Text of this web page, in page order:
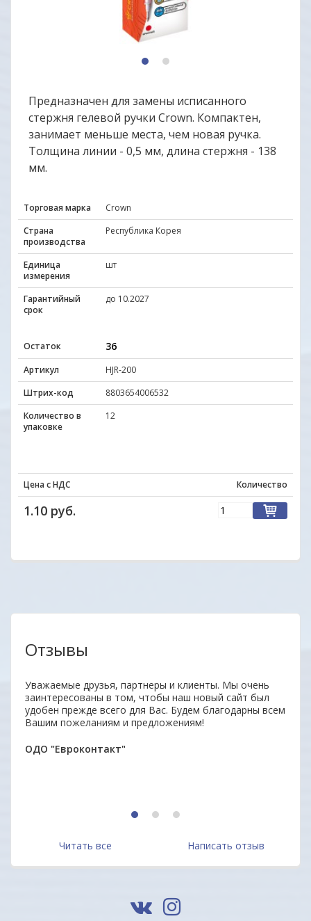
1 2
Предназначен для замены исписанного
стержня гелевой ручки Crown. Компактен,
занимает меньше места, чем новая ручка.
Толщина линии - 0,5 мм, длина стержня - 138
мм.
Торговая марка
Crown
Страна
производства
Республика Корея
Единица
измерения
шт
Гарантийный
срок
до 10.2027
Остаток 36
Артикул
HJR-200
Штрих-код
8803654006532
Количество в
упаковке
12
Цена с НДС Количество
1.10 руб.
Отзывы
Уважаемые друзья, партнеры и клиенты. Мы очень
заинтересованы в том, чтобы наш новый сайт был
удобен прежде всего для Вас. Будем благодарны всем
Вашим пожеланиям и предложениям!
ОДО "Евроконтакт"
1 2 3
Читать все Написать отзыв